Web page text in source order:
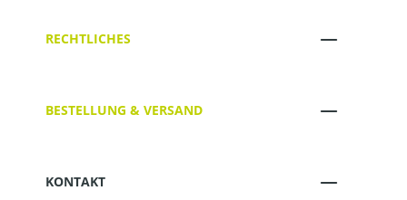
RECHTLICHES
BESTELLUNG & VERSAND
KONTAKT